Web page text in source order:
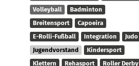
Volleyball
Badminton
Breitensport
Capoeira
E-Rolli-Fußball
Integration
Judo
Jugendvorstand
Kindersport
Klettern
Rehasport
Roller Derby